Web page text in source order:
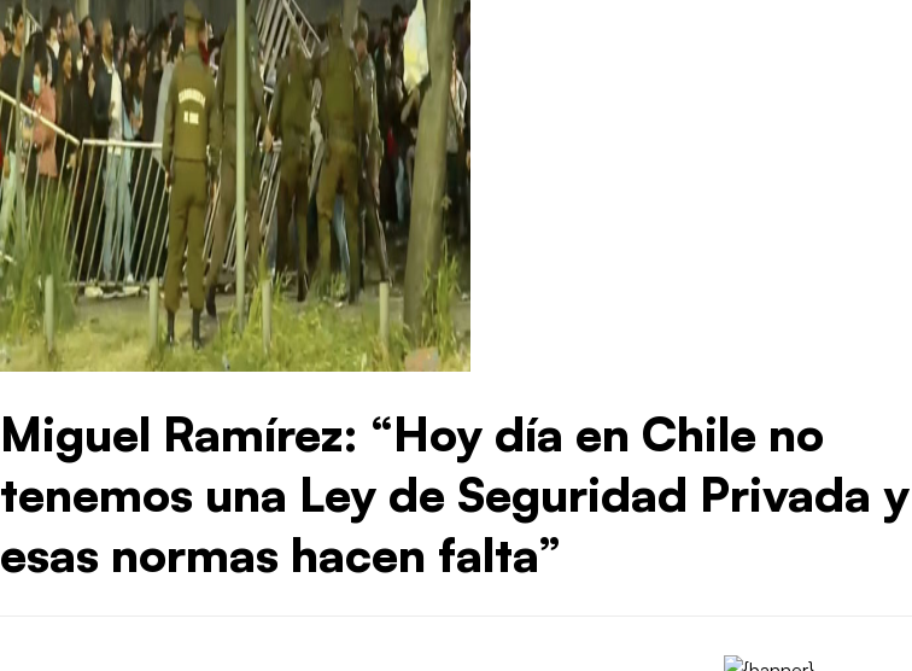
Miguel Ramírez: “Hoy día en Chile no
tenemos una Ley de Seguridad Privada y
esas normas hacen falta”